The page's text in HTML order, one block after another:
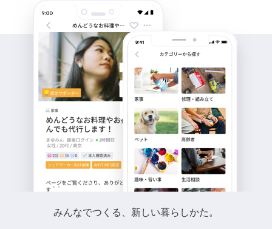
みんなでつくる、新しい暮らしかた。